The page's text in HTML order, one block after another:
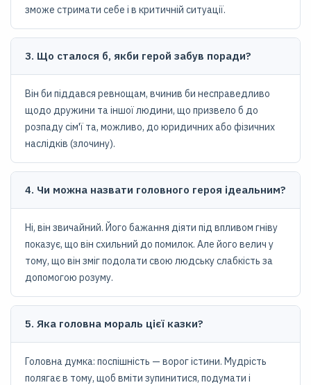
зможе стримати себе і в критичній ситуації.
3. Що сталося б, якби герой забув поради?
Він би піддався ревнощам, вчинив би несправедливо
щодо дружини та іншої людини, що призвело б до
розпаду сім'ї та, можливо, до юридичних або фізичних
наслідків (злочину).
4. Чи можна назвати головного героя ідеальним?
Ні, він звичайний. Його бажання діяти під впливом гніву
показує, що він схильний до помилок. Але його велич у
тому, що він зміг подолати свою людську слабкість за
допомогою розуму.
5. Яка головна мораль цієї казки?
Головна думка: поспішність — ворог істини. Мудрість
полягає в тому, щоб вміти зупинитися, подумати і